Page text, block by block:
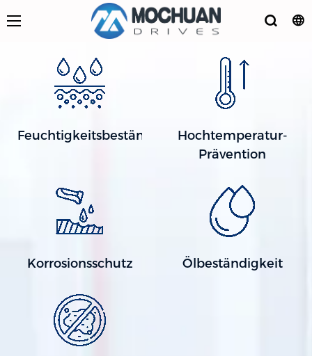
Feuchtigkeitsbeständig
Hochtemperatur-
Prävention
Korrosionsschutz Ölbeständigkeit